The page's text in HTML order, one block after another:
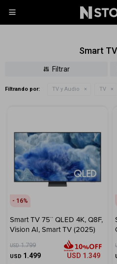

Smart
Filtrando por: TV y Audio TV
16
Smart TV 75¨ QLED 4K, Q8F,
Vision AI, Smart TV (2025)
USD 1.799
USD 1.499 USD 1.349
TV y Audio
Wearables
Accesorios